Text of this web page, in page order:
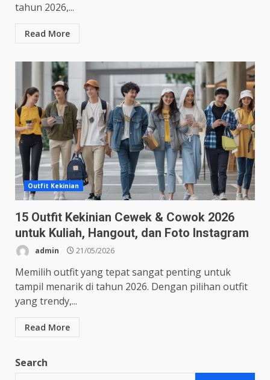
tahun 2026,...
Read More
Outfit Kekinian
15 Outfit Kekinian Cewek & Cowok 2026
untuk Kuliah, Hangout, dan Foto Instagram
admin 21/05/2026
Memilih outfit yang tepat sangat penting untuk
tampil menarik di tahun 2026. Dengan pilihan outfit
yang trendy,...
Read More
Search